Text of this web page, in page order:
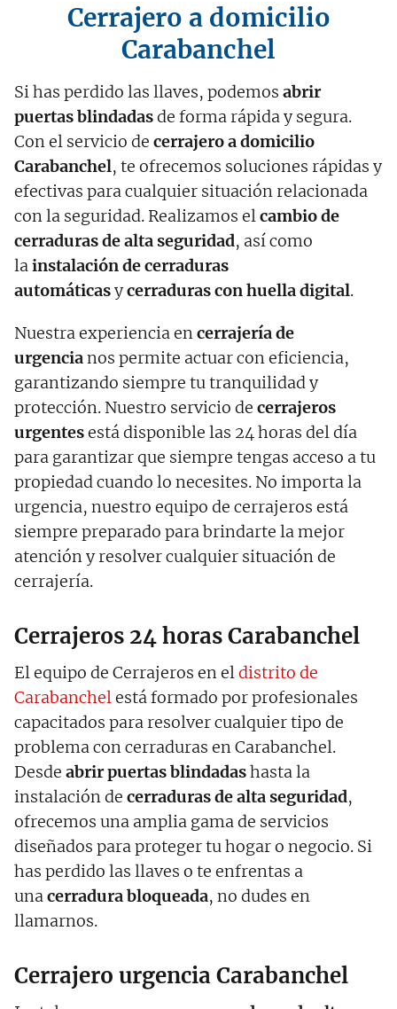
Cerrajero a domicilio
Carabanchel
Si has perdido las llaves, podemos abrir
puertas blindadasde forma rápida y segura.
Con el servicio de cerrajero a domicilio
Carabanchel, te ofrecemos soluciones rápidas y
efectivas para cualquier situación relacionada
con la seguridad. Realizamos elcambio de
cerraduras de alta seguridad, así como
lainstalación de cerraduras
automáticasycerraduras con huella digital.
Nuestra experiencia encerrajería de
urgencianos permite actuar con eficiencia,
garantizando siempre tu tranquilidad y
protección. Nuestro servicio de cerrajeros
urgentesestá disponible las 24 horas del día
para garantizar que siempre tengas acceso a tu
propiedad cuando lo necesites. No importa la
urgencia, nuestro equipo de cerrajeros está
siempre preparado para brindarte la mejor
atención y resolver cualquier situación de
cerrajería.
Cerrajeros 24 horas Carabanchel
El equipo de Cerrajeros en eldistrito de
Carabanchelestá formado por profesionales
capacitados para resolver cualquier tipo de
problema con cerraduras en Carabanchel.
Desde abrir puertas blindadashasta la
instalación de cerraduras de alta seguridad,
ofrecemos una amplia gama de servicios
diseñados para proteger tu hogar o negocio. Si
has perdido las llaves o te enfrentas a
unacerradura bloqueada, no dudes en
llamarnos.
Cerrajero urgencia Carabanchel